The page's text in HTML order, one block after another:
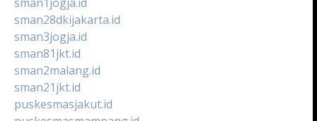
sman28dkijakarta.id
sman3jogja.id
sman81jkt.id
sman2malang.id
sman21jkt.id
puskesmasjakut.id